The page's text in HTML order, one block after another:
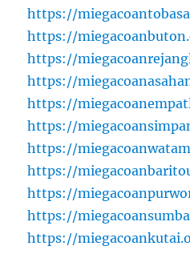
https://
https://
https://
https://
https://
https://
https://
https://
https://
https://
https://